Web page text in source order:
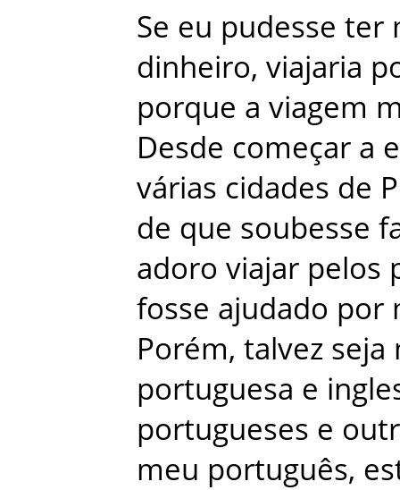
Se eu pudesse ter
dinheiro, viajaria
porque a viagem
Desde começar a
várias cidades de
de que soubesse
adoro viajar pelos
fosse ajudado por
Porém, talvez seja
portuguesa e
portugueses e
meu português,